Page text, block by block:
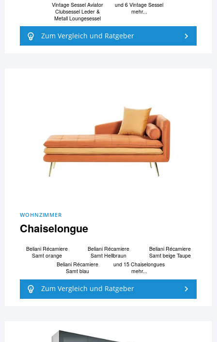
Vintage Sessel Aviator
Clubsessel Leder &
Metall Loungesessel
und 6 Vintage Sessel
mehr...
Zum Vergleich und Ratgeber
WOHNZIMMER
Chaiselongue
Beliani Ré­ca­mi­e­re
Samt orange
Beliani Ré­ca­mi­e­re
Samt Hellbraun
Beliani Ré­ca­mi­e­re
Samt beige Taupe
Beliani Ré­ca­mi­e­re
Samt blau
und 15 Chaiselongues
mehr...
Zum Vergleich und Ratgeber